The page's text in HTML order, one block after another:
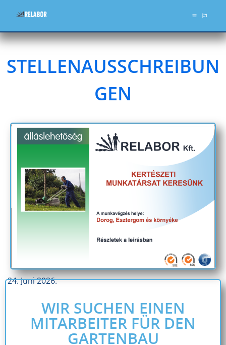
STELLENAUSSCHREIBUN
GEN
24. Juni 2026.
WIR SUCHEN EINEN
MITARBEITER FÜR DEN
GARTENBAU